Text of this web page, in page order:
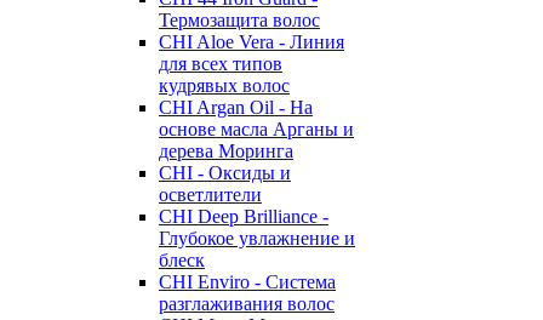
Термозащита волос
CHI Aloe Vera - Линия
для всех типов
кудрявых волос
CHI Argan Oil - На
основе масла Арганы и
дерева Моринга
CHI - Оксиды и
осветлители
CHI Deep Brilliance -
Глубокое увлажнение и
блеск
CHI Enviro - Система
разглаживания волос